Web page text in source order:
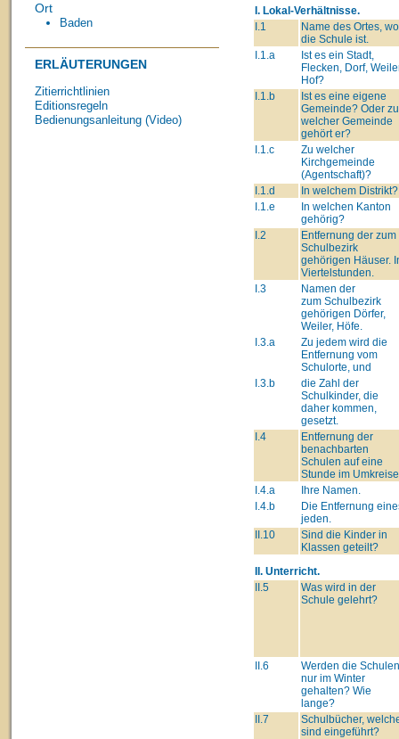
Ort
Baden
ERLÄUTERUNGEN
Zitierrichtlinien
Editionsregeln
Bedienungsanleitung (Video)
I. Lokal-Verhältnisse.
I.1
Name des Ortes, wo
die Schule ist.
I.1.a
Ist es ein Stadt,
Flecken, Dorf,
Hof?
I.1.b
Ist es eine eigene
Gemeinde? Oder zu
welcher Gemeinde
gehört er?
I.1.c
Zu welcher
Kirchgemeinde
(Agentschaft)?
I.1.d
In welchem Distrikt?
I.1.e
In welchen Kanton
gehörig?
I.2
Entfernung der zum
Schulbezirk
gehörigen Häuser.
Viertelstunden.
I.3
Namen der
zum Schulbezirk
gehörigen Dörfer,
Weiler, Höfe.
I.3.a
Zu jedem wird die
Entfernung vom
Schulorte, und
I.3.b
die Zahl der
Schulkinder, die
daher kommen,
gesetzt.
I.4
Entfernung der
benachbarten
Schulen auf eine
Stunde im
I.4.a
Ihre Namen.
I.4.b
Die Entfernung
jeden.
II.10
Sind die Kinder in
Klassen geteilt?
II. Unterricht.
II.5
Was wird in der
Schule gelehrt?
II.6
Werden die Schulen
nur im Winter
gehalten? Wie
lange?
II.7
Schulbücher,
sind eingeführt?